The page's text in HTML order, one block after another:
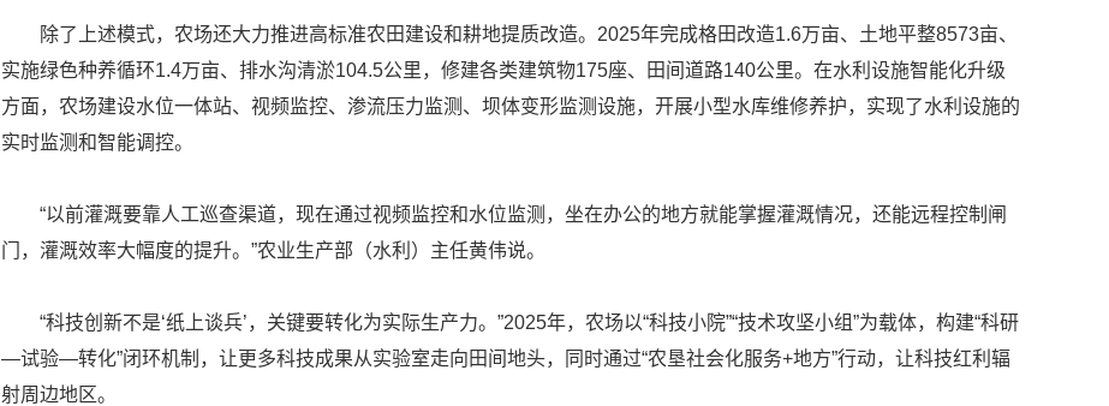
除了上述模式，农场还大力推进高标准农田建设和耕地提质改造。2025年完成格田改造1.6万亩、土地平整8573亩、
实施绿色种养循环1.4万亩、排水沟清淤104.5公里，修建各类建筑物175座、田间道路140公里。在水利设施智能化升级
方面，农场建设水位一体站、视频监控、渗流压力监测、坝体变形监测设施，开展小型水库维修养护，实现了水利设施的
实时监测和智能调控。
“以前灌溉要靠人工巡查渠道，现在通过视频监控和水位监测，坐在办公的地方就能掌握灌溉情况，还能远程控制闸
门，灌溉效率大幅度的提升。”农业生产部（水利）主任黄伟说。
“科技创新不是‘纸上谈兵’，关键要转化为实际生产力。”2025年，农场以“科技小院”“技术攻坚小组”为载体，构建“科研
—试验—转化”闭环机制，让更多科技成果从实验室走向田间地头，同时通过“农垦社会化服务+地方”行动，让科技红利辐
射周边地区。